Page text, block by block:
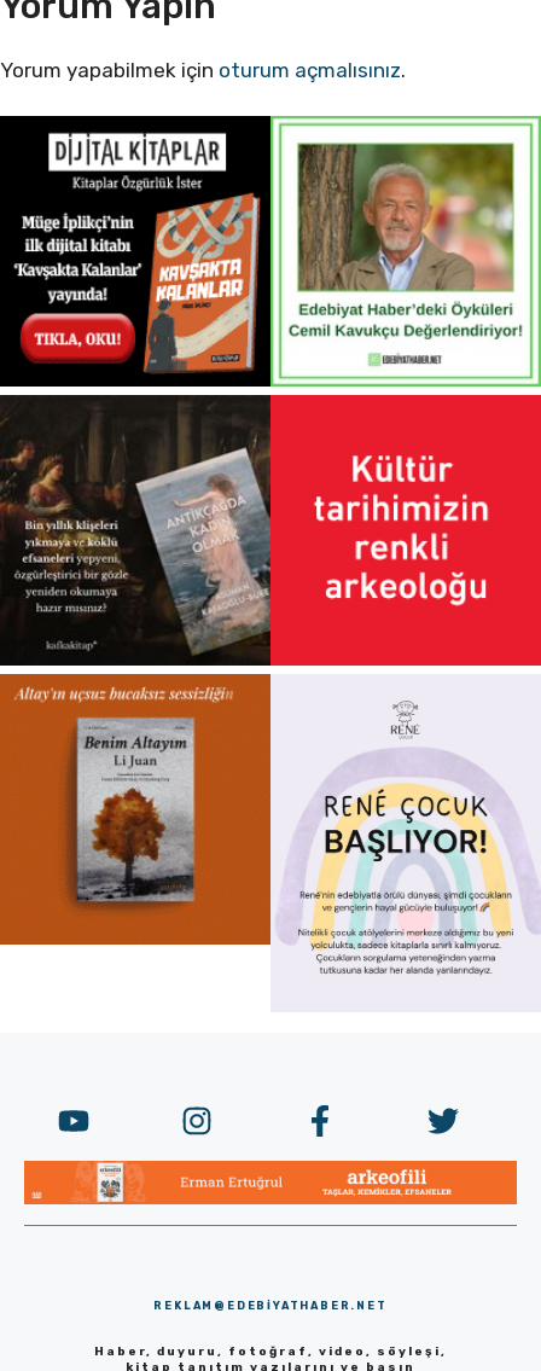
Yorum yapabilmek için oturum açmalısınız.
REKLAM@EDEBIYATHABER.NET
Haber, duyuru, fotoğraf, video, söyleşi,
kitap tanıtım yazılarını ve basın